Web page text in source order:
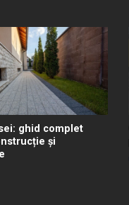
ghid complet
și